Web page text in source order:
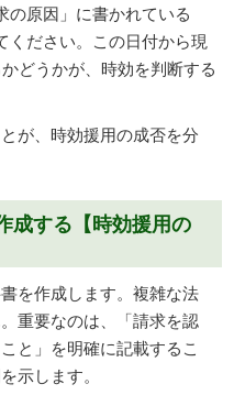
の原因」に書かれている
ください。この日付から現
どうかが、時効を判断する
が、時効援用の成否を分
成する【時効援用の
を作成します。複雑な法
重要なのは、「請求を認
と」を明確に記載するこ
示します。